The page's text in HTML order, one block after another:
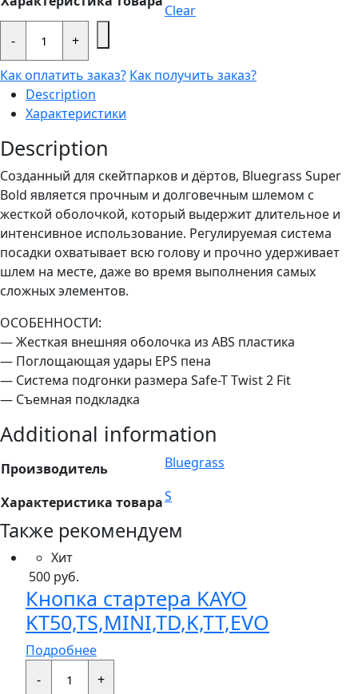
Clear
-
Велошлем
Bluegrass
(Matt
White)
quantity
+
Как оплатить заказ? Как получить заказ?
Description
Характеристики
Description
Созданный для скейтпарков и дёртов, Bluegrass Super
Bold является прочным и долговечным шлемом с
жесткой оболочкой, который выдержит длительное и
интенсивное использование. Регулируемая система
посадки охватывает всю голову и прочно удерживает
шлем на месте, даже во время выполнения самых
сложных элементов.
ОСОБЕННОСТИ:
— Жесткая внешняя оболочка из ABS пластика
— Поглощающая удары EPS пена
— Система подгонки размера Safe-T Twist 2 Fit
— Съемная подкладка
Additional information
Производитель Bluegrass
Характеристика товараS
Также рекомендуем
Хит
500 руб.
Кнопка стартера KAYO
KT50,TS,MINI,TD,K,TT,EVO
Подробнее
-
Кнопка
стартера
+